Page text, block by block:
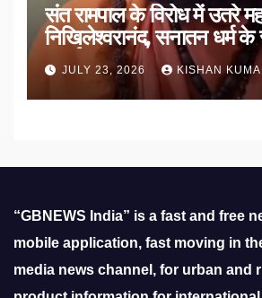
संत रामपाल के विरोध में उतरे
निखिलेश्वरानंद, सनातन धर्म के
उठाई मांग
JULY 23, 2026 KISHAN
“GBNEWS India” is a fast and free
mobile application, fast moving in
media news channel, for urban and